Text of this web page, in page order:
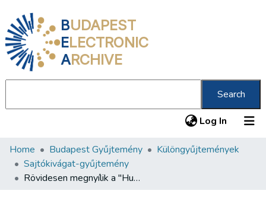
BUDAPEST
ELECTRONIC
ARCHIVE
Search
Log In (current)
Communities & Collections
All of DSpace
Home Budapest Gyűjtemény
Különgyűjtemények
Sajtókivágat-gyűjtemény
Rövidesen megnyílik a "Hungária"